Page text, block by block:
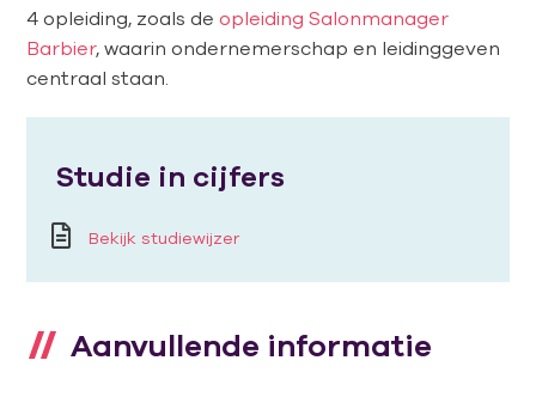
4 opleiding, zoals deopleiding Salonmanager
Barbier, waarin ondernemerschap en leidinggeven
centraal staan.
Studie in cijfers
Bekijk studiewijzer
Aanvullende informatie